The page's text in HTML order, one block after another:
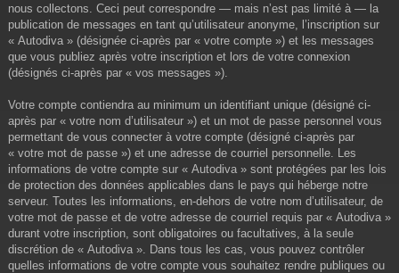
nous collectons. Ceci peut correspondre — mais n’est pas limité à — la
publication de messages en tant qu’utilisateur anonyme, l’inscription sur
« Autodiva » (désignée ci-après par « votre compte ») et les messages
que vous publiez après votre inscription et lors de votre connexion
(désignés ci-après par « vos messages »).
Votre compte contiendra au minimum un identifiant unique (désigné ci-
après par « votre nom d’utilisateur ») et un mot de passe personnel vous
permettant de vous connecter à votre compte (désigné ci-après par
« votre mot de passe ») et une adresse de courriel personnelle. Les
informations de votre compte sur « Autodiva » sont protégées par les lois
de protection des données applicables dans le pays qui héberge notre
serveur. Toutes les informations, en-dehors de votre nom d’utilisateur, de
votre mot de passe et de votre adresse de courriel requis par « Autodiva »
durant votre inscription, sont obligatoires ou facultatives, à la seule
discrétion de « Autodiva ». Dans tous les cas, vous pouvez contrôler
quelles informations de votre compte vous souhaitez rendre publiques ou